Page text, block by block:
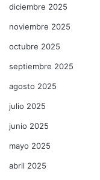
diciembre 2025
noviembre 2025
octubre 2025
septiembre 2025
agosto 2025
julio 2025
junio 2025
mayo 2025
abril 2025